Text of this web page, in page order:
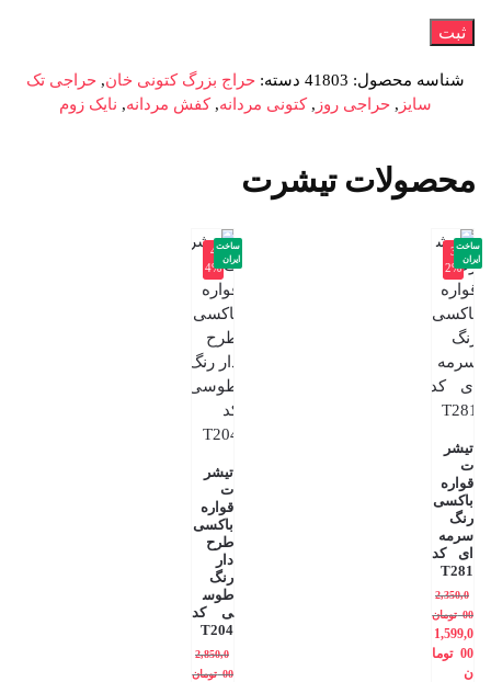
شناسه محصول: 41803 دسته: حراج بزرگ کتونی خان, حراجی تک
سایز , حراجی روز ,کتونی مردانه,کفش مردانه, نایک زوم
محصولات تیشرت
-3
2%
تیشر
ت
قواره
باکسی
رنگ
سرمه
ای کد
T281
2,350,0
00 تومان
1,599,0
00 توما
ن
ساخت
ایران
-4
4%
تیشر
ت
قواره
باکسی
طرح
دار
رنگ
طوس
ی کد
T204
2,850,0
00 تومان
ساخت
ایران